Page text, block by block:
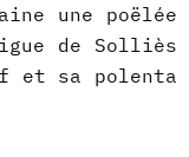
une poëlée
de Solliès
et sa polenta